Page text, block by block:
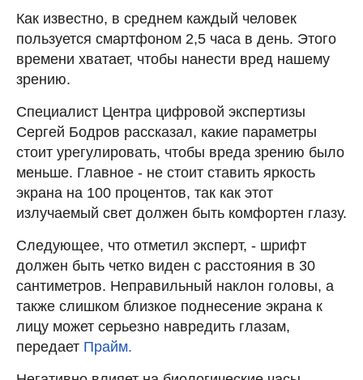
Как известно, в среднем каждый человек
пользуется смартфоном 2,5 часа в день. Этого
времени хватает, чтобы нанести вред нашему
зрению.
Специалист Центра цифровой экспертизы
Сергей Бодров рассказал, какие параметры
стоит урегулировать, чтобы вреда зрению было
меньше. Главное - не стоит ставить яркость
экрана на 100 процентов, так как этот
излучаемый свет должен быть комфортен глазу.
Следующее, что отметил эксперт, - шрифт
должен быть четко виден с расстояния в 30
сантиметров. Неправильный наклон головы, а
также слишком близкое поднесение экрана к
лицу может серьезно навредить глазам,
передает Прайм.